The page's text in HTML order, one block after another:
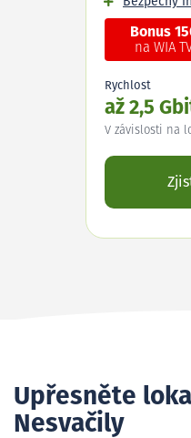
Bonus
na WIA
Rychlost
až 2,5
V závislosti na
Upřesněte
Nesvačily